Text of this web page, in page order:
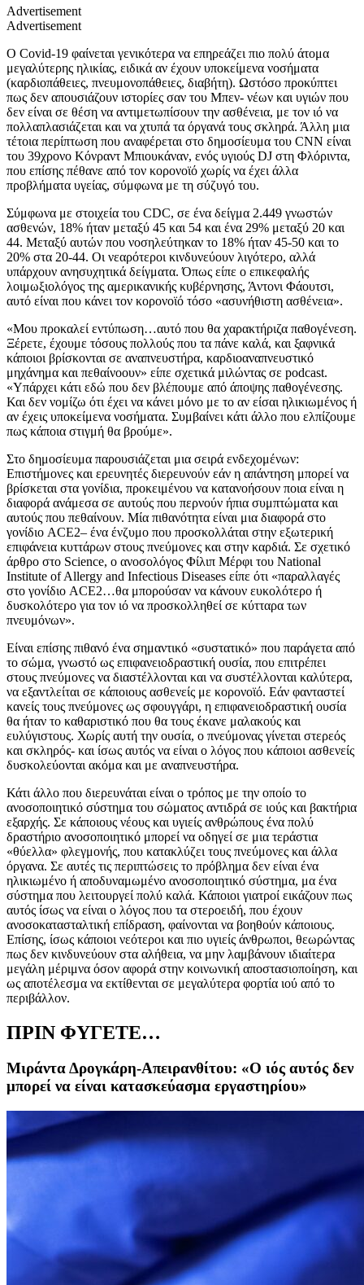
Advertisement
Advertisement
Ο Covid-19 φαίνεται γενικότερα να επηρεάζει πιο πολύ άτομα
μεγαλύτερης ηλικίας, ειδικά αν έχουν υποκείμενα νοσήματα
(καρδιοπάθειες, πνευμονοπάθειες, διαβήτη). Ωστόσο προκύπτει
πως δεν απουσιάζουν ιστορίες σαν του Μπεν- νέων και υγιών που
δεν είναι σε θέση να αντιμετωπίσουν την ασθένεια, με τον ιό να
πολλαπλασιάζεται και να χτυπά τα όργανά τους σκληρά. Άλλη μια
τέτοια περίπτωση που αναφέρεται στο δημοσίευμα του CNN είναι
του 39χρονο Κόνραντ Μπιουκάναν, ενός υγιούς DJ στη Φλόριντα,
που επίσης πέθανε από τον κορονοϊό χωρίς να έχει άλλα
προβλήματα υγείας, σύμφωνα με τη σύζυγό του.
Σύμφωνα με στοιχεία του CDC, σε ένα δείγμα 2.449 γνωστών
ασθενών, 18% ήταν μεταξύ 45 και 54 και ένα 29% μεταξύ 20 και
44. Μεταξύ αυτών που νοσηλεύτηκαν το 18% ήταν 45-50 και το
20% στα 20-44. Οι νεαρότεροι κινδυνεύουν λιγότερο, αλλά
υπάρχουν ανησυχητικά δείγματα. Όπως είπε ο επικεφαλής
λοιμωξιολόγος της αμερικανικής κυβέρνησης, Άντονι Φάουτσι,
αυτό είναι που κάνει τον κορονοϊό τόσο «ασυνήθιστη ασθένεια».
«Μου προκαλεί εντύπωση…αυτό που θα χαρακτήριζα παθογένεση.
Ξέρετε, έχουμε τόσους πολλούς που τα πάνε καλά, και ξαφνικά
κάποιοι βρίσκονται σε αναπνευστήρα, καρδιοαναπνευστικό
μηχάνημα και πεθαίνοουν» είπε σχετικά μιλώντας σε podcast.
«Υπάρχει κάτι εδώ που δεν βλέπουμε από άποψης παθογένεσης.
Και δεν νομίζω ότι έχει να κάνει μόνο με το αν είσαι ηλικιωμένος ή
αν έχεις υποκείμενα νοσήματα. Συμβαίνει κάτι άλλο που ελπίζουμε
πως κάποια στιγμή θα βρούμε».
Στο δημοσίευμα παρουσιάζεται μια σειρά ενδεχομένων:
Επιστήμονες και ερευνητές διερευνούν εάν η απάντηση μπορεί να
βρίσκεται στα γονίδια, προκειμένου να κατανοήσουν ποια είναι η
διαφορά ανάμεσα σε αυτούς που περνούν ήπια συμπτώματα και
αυτούς που πεθαίνουν. Μία πιθανότητα είναι μια διαφορά στο
γονίδιο ACE2– ένα ένζυμο που προσκολλάται στην εξωτερική
επιφάνεια κυττάρων στους πνεύμονες και στην καρδιά. Σε σχετικό
άρθρο στο Science, ο ανοσολόγος Φίλιπ Μέρφι του National
Institute of Allergy and Infectious Diseases είπε ότι «παραλλαγές
στο γονίδιο ACE2…θα μπορούσαν να κάνουν ευκολότερο ή
δυσκολότερο για τον ιό να προσκολληθεί σε κύτταρα των
πνευμόνων».
Είναι επίσης πιθανό ένα σημαντικό «συστατικό» που παράγετα από
το σώμα, γνωστό ως επιφανειοδραστική ουσία, που επιτρέπει
στους πνεύμονες να διαστέλλονται και να συστέλλονται καλύτερα,
να εξαντλείται σε κάποιους ασθενείς με κορονοϊό. Εάν φανταστεί
κανείς τους πνεύμονες ως σφουγγάρι, η επιφανειοδραστική ουσία
θα ήταν το καθαριστικό που θα τους έκανε μαλακούς και
ευλύγιστους. Χωρίς αυτή την ουσία, ο πνεύμονας γίνεται στερεός
και σκληρός- και ίσως αυτός να είναι ο λόγος που κάποιοι ασθενείς
δυσκολεύονται ακόμα και με αναπνευστήρα.
Κάτι άλλο που διερευνάται είναι ο τρόπος με την οποίο το
ανοσοποιητικό σύστημα του σώματος αντιδρά σε ιούς και βακτήρια
εξαρχής. Σε κάποιους νέους και υγιείς ανθρώπους ένα πολύ
δραστήριο ανοσοποιητικό μπορεί να οδηγεί σε μια τεράστια
«θύελλα» φλεγμονής, που κατακλύζει τους πνεύμονες και άλλα
όργανα. Σε αυτές τις περιπτώσεις το πρόβλημα δεν είναι ένα
ηλικιωμένο ή αποδυναμωμένο ανοσοποιητικό σύστημα, μα ένα
σύστημα που λειτουργεί πολύ καλά. Κάποιοι γιατροί εικάζουν πως
αυτός ίσως να είναι ο λόγος που τα στεροειδή, που έχουν
ανοσοκατασταλτική επίδραση, φαίνονται να βοηθούν κάποιους.
Επίσης, ίσως κάποιοι νεότεροι και πιο υγιείς άνθρωποι, θεωρώντας
πως δεν κινδυνεύουν στα αλήθεια, να μην λαμβάνουν ιδιαίτερα
μεγάλη μέριμνα όσον αφορά στην κοινωνική αποστασιοποίηση, και
ως αποτέλεσμα να εκτίθενται σε μεγαλύτερα φορτία ιού από το
περιβάλλον.
ΠΡΙΝ ΦΥΓΕΤΕ…
Μιράντα Δρογκάρη-Απειρανθίτου: «O ιός αυτός δεν
μπορεί να είναι κατασκεύασμα εργαστηρίου»